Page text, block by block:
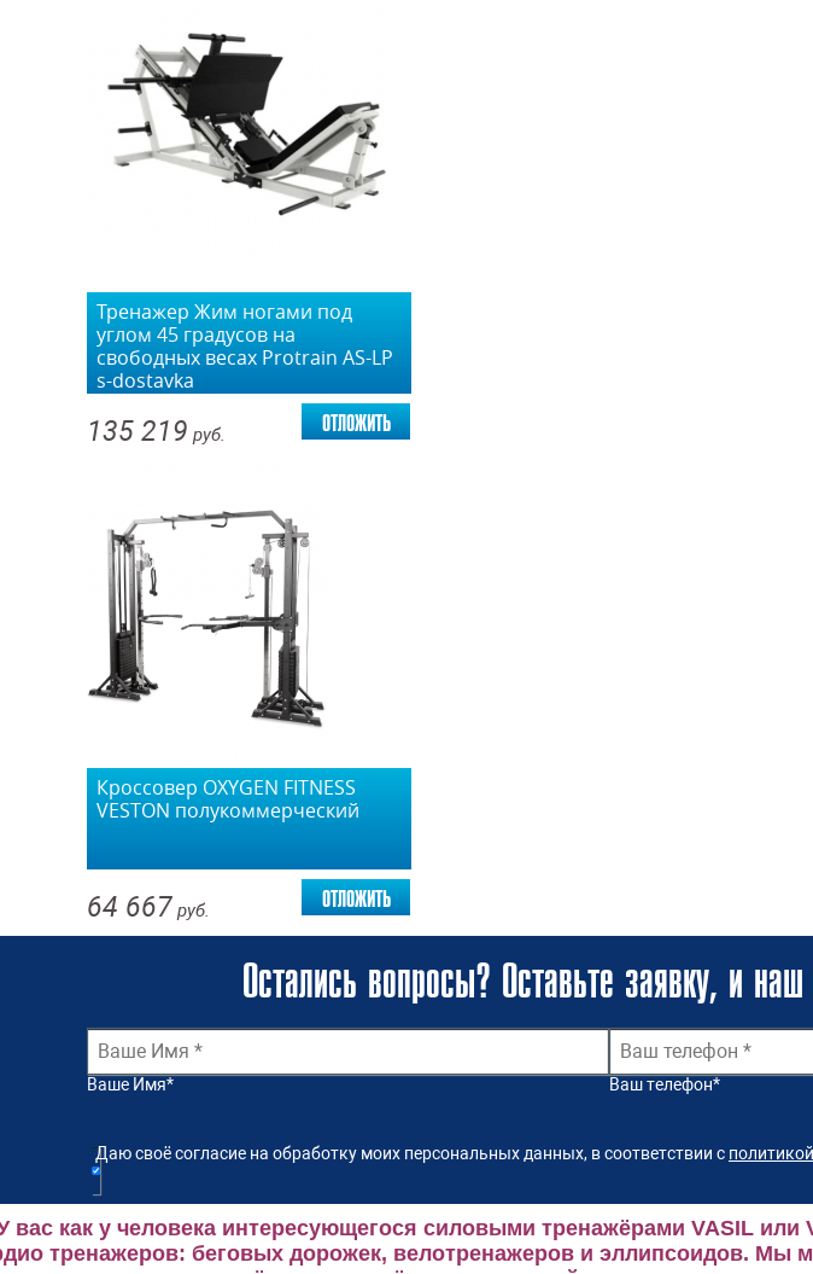
Тренажер Жим ногами под
углом 45 градусов на
свободных весах Protrain AS-LP
s-dostavka
135 219 руб. отложить
Кроссовер OXYGEN FITNESS
VESTON полукоммерческий
64 667 руб. отложить
Остались вопросы? Оставьте заявку, и
Ваше Имя* Ваш телефон*
Даю своё согласие на обработку моих персональных данных, в соответствии с
вас как у человека интересующегося силовыми тренажёрами VASIL или
тренажеров: беговых дорожек, велотренажеров и эллипсоидов. Мы